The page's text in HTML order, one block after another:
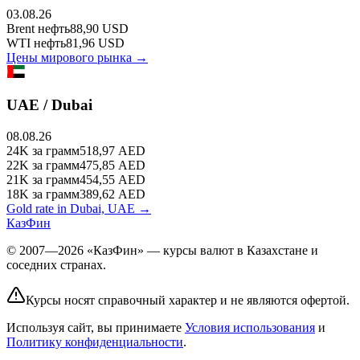
03.08.26
Brent нефть88,90 USD
WTI нефть81,96 USD
Цены мирового рынка →
UAE / Dubai
08.08.26
24K за грамм518,97 AED
22K за грамм475,85 AED
21K за грамм454,55 AED
18K за грамм389,62 AED
Gold rate in Dubai, UAE →
КазФин
© 2007—2026 «КазФин» — курсы валют в Казахстане и
соседних странах.
Курсы носят справочный характер и не являются офертой.
Используя сайт, вы принимаете Условия использования и
Политику конфиденциальности.